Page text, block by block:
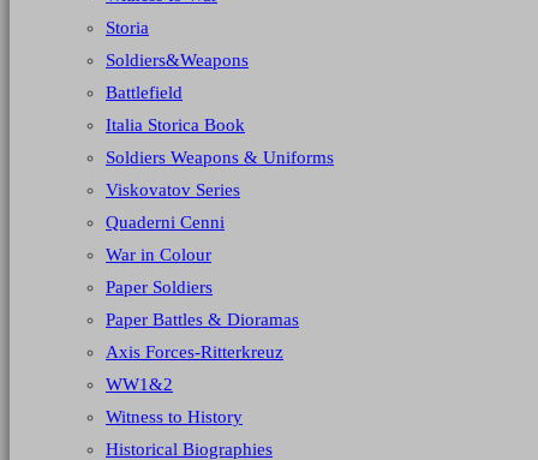
Storia
Soldiers&Weapons
Battlefield
Italia Storica Book
Soldiers Weapons & Uniforms
Viskovatov Series
Quaderni Cenni
War in Colour
Paper Soldiers
Paper Battles & Dioramas
Axis Forces-Ritterkreuz
WW1&2
Witness to History
Historical Biographies